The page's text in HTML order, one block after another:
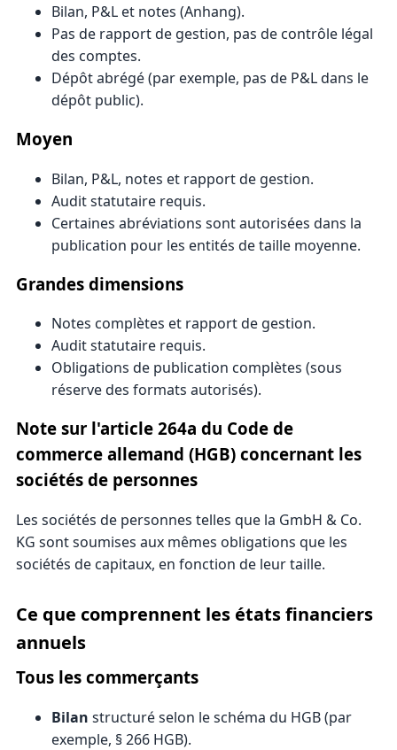
Bilan, P&L et notes (Anhang).
Pas de rapport de gestion, pas de contrôle légal
des comptes.
Dépôt abrégé (par exemple, pas de P&L dans le
dépôt public).
Moyen
Bilan, P&L, notes et rapport de gestion.
Audit statutaire requis.
Certaines abréviations sont autorisées dans la
publication pour les entités de taille moyenne.
Grandes dimensions
Notes complètes et rapport de gestion.
Audit statutaire requis.
Obligations de publication complètes (sous
réserve des formats autorisés).
Note sur l'article 264a du Code de
commerce allemand (HGB) concernant les
sociétés de personnes
Les sociétés de personnes telles que la GmbH & Co.
KG sont soumises aux mêmes obligations que les
sociétés de capitaux, en fonction de leur taille.
Ce que comprennent les états financiers
annuels
Tous les commerçants
Bilan structuré selon le schéma du HGB (par
exemple, § 266 HGB).